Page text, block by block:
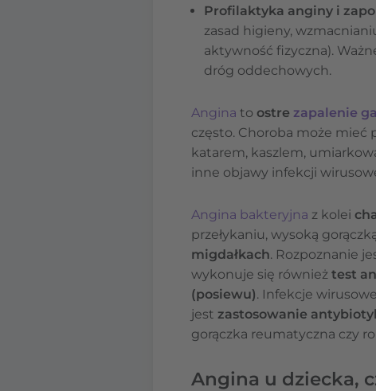
Profilaktyka anginy i
zasad higieny,
aktywność fizyczna).
dróg oddechowych.
Angina to ostre zapalenie
często. Choroba może mieć
katarem, kaszlem,
inne objawy infekcji
Angina bakteryjna z kolei
przełykaniu, wysoką
migdałkach. Rozpoznanie
wykonuje się również test
(posiewu). Infekcje wirusowe
jest zastosowanie
gorączka reumatyczna czy
Angina u dziecka,